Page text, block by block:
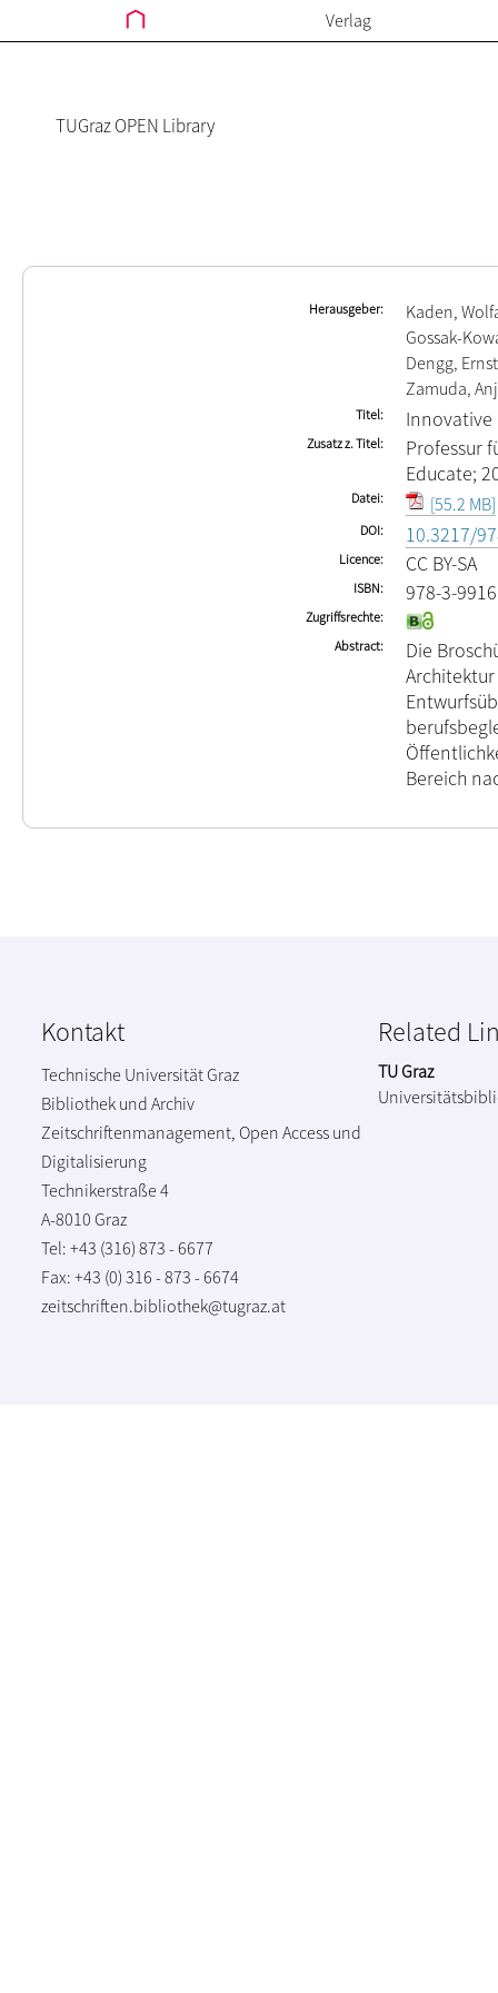
Verlag
TUGraz OPEN Library
Herausgeber
Kaden,
Gossak-
Dengg,
Zamuda,
Titel Innovative
Zusatz z. Titel
Professur
Educate;
Datei [55.2 MB]
DOI 10.3217/
Licence CC BY-SA
ISBN 978-3-
Zugriffsrechte
Abstract
Die
Bereich
Kontakt
Technische Universität Graz
Bibliothek und Archiv
Zeitschriftenmanagement, Open Access und
Digitalisierung
Technikerstraße 4
A-8010 Graz
Tel: +43 (316) 873 - 6677
Fax: +43 (0) 316 - 873 - 6674
zeitschriften.bibliothek@tugraz.at
Related
TU Graz